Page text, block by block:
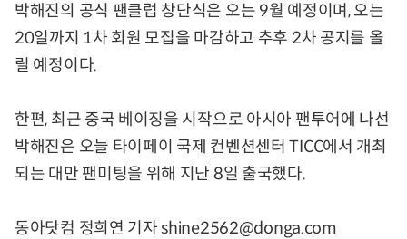
박해진의 공식 팬클럽 창단식은 오는 9월 예정이며, 오는
20일까지 1차 회원 모집을 마감하고 추후 2차 공지를 올
릴 예정이다.
한편, 최근 중국 베이징을 시작으로 아시아 팬투어에 나선
박해진은 오늘 타이페이 국제 컨벤션센터 TICC에서 개최
되는 대만 팬미팅을 위해 지난 8일 출국했다.
동아닷컴 정희연 기자 shine2562@donga.com